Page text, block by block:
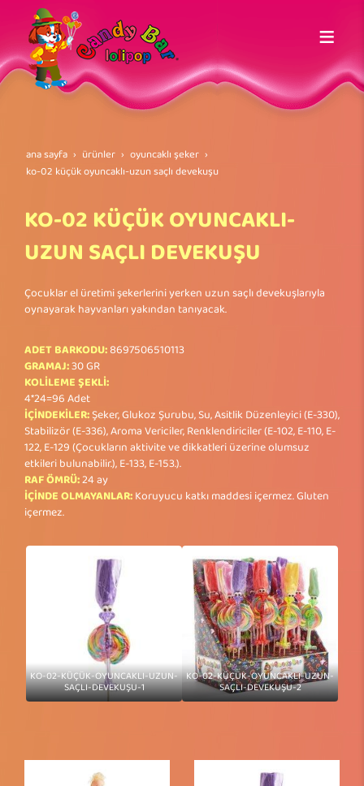
ana sayfa ürünler
oyuncaklı şeker
ko-02 küçük oyuncakli-uzun saçli devekuşu
KO-02 KÜÇÜK OYUNCAKLI-
UZUN SAÇLI DEVEKUŞU
Çocuklar el üretimi şekerlerini yerken uzun saçlı devekuşlarıyla
oynayarak hayvanları yakından tanıyacak.
ADET BARKODU:8697506510113
GRAMAJ:30 GR
KOLİLEME ŞEKLİ:
4*24=96 Adet
İÇİNDEKİLER:Şeker, Glukoz Şurubu, Su, Asitlik Düzenleyici (E-330),
Stabilizör (E-336), Aroma Vericiler, Renklendiriciler (E-102, E-110, E-
122, E-129 (Çocukların aktivite ve dikkatleri üzerine olumsuz
etkileri bulunabilir.), E-133, E-153.).
RAF ÖMRÜ:24 ay
İÇİNDE OLMAYANLAR:Koruyucu katkı maddesi içermez. Gluten
içermez.
KO-02-KÜÇÜK-OYUNCAKLI-UZUN-
SAÇLI-DEVEKUŞU-1
KO-02-KÜÇÜK-OYUNCAKLI-UZUN-
SAÇLI-DEVEKUŞU-2